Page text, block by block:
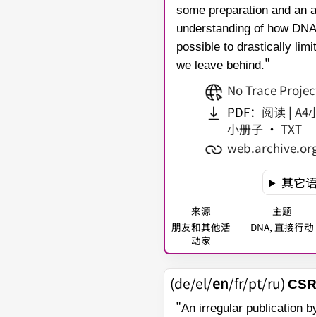
some preparation and an
understanding of how
possible to drastically
we leave behind."
No Trace
PDF： 阅读 |A4
小册子 •TXT
其它
来源
朋友和其他活
动家
主题
DNA, 直接行动
(de/el/en/fr/pt/ru)
"An irregular publication